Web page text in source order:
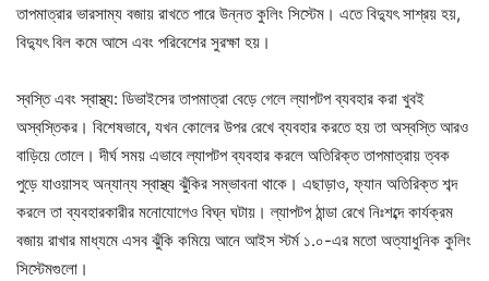
তাপমাত্রার ভারসাম্য বজায় রাখতে পারে উন্নত কুলিং সিস্টেম। এতে বিদ্যুৎ সাশ্রয় হয়,
বিদ্যুৎ বিল কমে আসে এবং পরিবেশের সুরক্ষা হয়।
স্বস্তি এবং স্বাস্থ্য: ডিভাইসের তাপমাত্রা বেড়ে গেলে ল্যাপটপ ব্যবহার করা খুবই
অস্বস্তিকর। বিশেষভাবে, যখন কোলের উপর রেখে ব্যবহার করতে হয় তা অস্বস্তি আরও
বাড়িয়ে তোলে। দীর্ঘ সময় এভাবে ল্যাপটপ ব্যবহার করলে অতিরিক্ত তাপমাত্রায় ত্বক
পুড়ে যাওয়াসহ অন্যান্য স্বাস্থ্য ঝুঁকির সম্ভাবনা থাকে। এছাড়াও, ফ্যান অতিরিক্ত শব্দ
করলে তা ব্যবহারকারীর মনোযোগেও বিঘ্ন ঘটায়। ল্যাপটপ ঠান্ডা রেখে নিঃশব্দে কার্যক্রম
বজায় রাখার মাধ্যমে এসব ঝুঁকি কমিয়ে আনে আইস স্টর্ম ১.০-এর মতো অত্যাধুনিক কুলিং
সিস্টেমগুলো।